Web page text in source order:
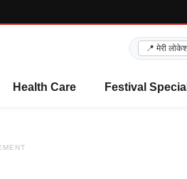
Health Care Festival Special